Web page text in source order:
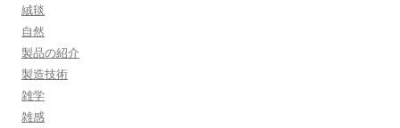
絨毯
自然
製品の紹介
製造技術
雑学
雑感